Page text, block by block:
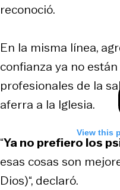
View this
reconoció.
En la misma línea,
confianza ya no
profesionales de la
aferra a la Iglesia.
“Ya no prefiero los
esas cosas son
Dios)“, declaró.